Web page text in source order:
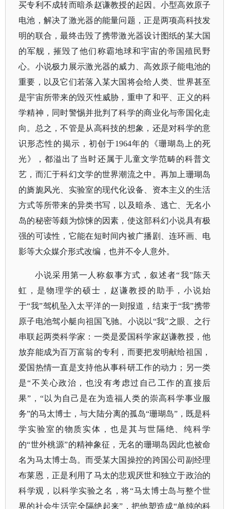
买专利不成转而暗杀赵谦教授的起因。小型高效原子
电池，解决了激光器的能量问题，正是两项高科技发
明的联合，最终击毁了携带激光器设计图纸的某大国
的军舰，摧毁了他们称霸地球和宇宙的帝国殖民野
心。小说极力展示激光器的威力、高效原子能电池的
重要，以及它们若落入某大国将会给人类、世界甚至
是宇宙所带来的毁灭性威胁，重申了和平、正义的科
学精神，同时警惕并批判了科学的商业化与帝国化走
向。总之，不管是从高科技的想象，还是对科学的意
识形态性的揭示，初创于1964年的《珊瑚岛上的死
光》，都溢出了当时还属于儿童文学范畴的科普文
艺，而汇于科幻文学的世界潮流之中。再加上珊瑚岛
的旖旎风光、实验室的现代化设备、资本主义的生活
方式等所带来的异类书写，以及暗杀、逃亡、无名小
岛的秘密等颇为惊悚的因素，使这部科幻小说具有极
强的可读性，它能在短时间内被广播剧、连环画、电
影等大众媒介形式改编，也并不令人意外。
小说采用第一人称叙事方式，叙述者“我”陈天
虹，是物理学的硕士，赵谦教授的助手，小说始
于“我”驾机坠入太平洋的一则报道，结束于“我”携带
原子电池驾小艇向祖国飞驰。小说以“我”之眼、之行
串联起两类科学家：一类是爱国科学家赵谦教授，他
放弃能成为百万富翁的专利，而要把发明献给祖国，
爱国热情一直是支持他从事科研工作的动力；另一类
是“不关心政治，也没有考虑过自己工作的直接后
果”，“以为自己是在为造福人类的崇高科学事业服
务”的马太博士，与大陆分离的孤岛“珊瑚岛”，既是科
学实验室的物质实体，也是其与世隔绝、纯科学
的“世外桃源”的精神象征，无名的珊瑚岛因此也被命
名为马太博士岛。而受某大国操控的跨国公司副经理
布莱恩，正是利用了马太的悲观厌世和独立于政治的
科学观，以科学实验之名，将“马太博士岛与整个世
界的社会生活完全隔绝起来”，把他塑造成“单纯的科